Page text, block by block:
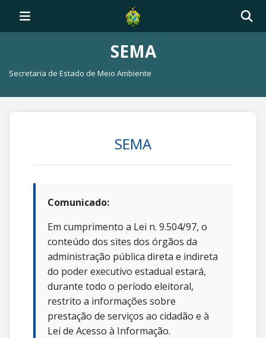
SEMA
Secretaria de Estado de Meio Ambiente
SEMA
Comunicado:
Em cumprimento a Lei n. 9.504/97, o
conteúdo dos sites dos órgãos da
administração pública direta e indireta
do poder executivo estadual estará,
durante todo o período eleitoral,
restrito a informações sobre
prestação de serviços ao cidadão e à
Lei de Acesso à Informação.